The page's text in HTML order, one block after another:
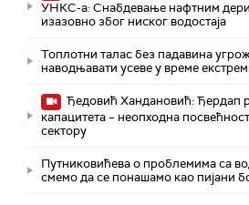
УНКС-а: Снабдевање нафтним
изазовно због ниског водостаја
Топлотни талас без падавина
наводњавати усеве у време
Ђедовић Хандановић: Ђердап
капацитета – неопходна
сектору
Путниковићева о проблемима са
смемо да се понашамо као пијани